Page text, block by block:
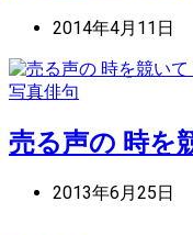
2014年4月11日
写真俳句
売る声の 時を
2013年6月25日